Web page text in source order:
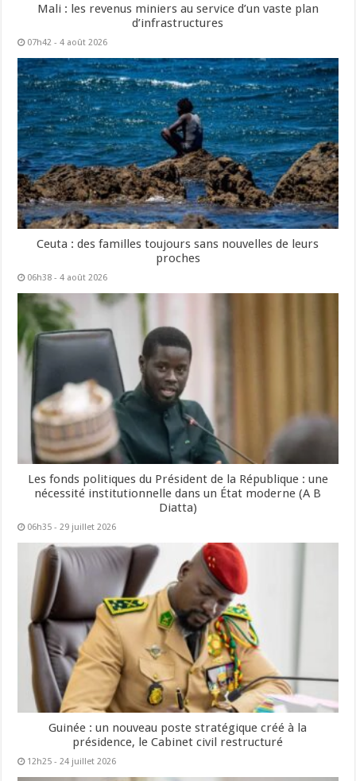
Mali : les revenus miniers au service d’un vaste plan
d’infrastructures
07h42 - 4 août 2026
Ceuta : des familles toujours sans nouvelles de leurs
proches
06h38 - 4 août 2026
Les fonds politiques du Président de la République : une
nécessité institutionnelle dans un État moderne (A B
Diatta)
06h35 - 29 juillet 2026
Guinée : un nouveau poste stratégique créé à la
présidence, le Cabinet civil restructuré
12h25 - 24 juillet 2026